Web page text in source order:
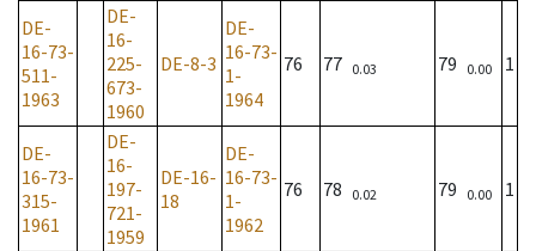
DE-
16-73-
511-
1963
DE-
16-
225-
673-
1960
DE-8-3
DE-
16-73-
1-
1964
76 77 0.03 79 0.00 1
DE-
16-73-
315-
1961
DE-
16-
197-
721-
1959
DE-16-
18
DE-
16-73-
1-
1962
76 78 0.02 79 0.00 1